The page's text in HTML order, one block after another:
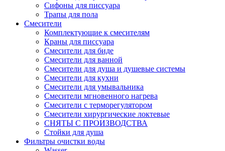
Сифоны для писсуара
Трапы для пола
Смесители
Комплектующие к смесителям
Краны для писсуара
Смесители для биде
Смесители для ванной
Смесители для душа и душевые системы
Смесители для кухни
Смесители для умывальника
Смесители мгновенного нагрева
Смесители с терморегулятором
Смесители хирургические локтевые
СНЯТЫ С ПРОИЗВОДСТВА
Стойки для душа
Фильтры очистки воды